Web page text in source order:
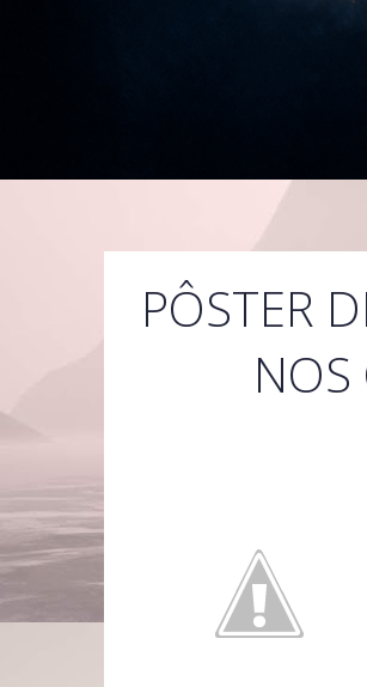
PÔSTER
NOS